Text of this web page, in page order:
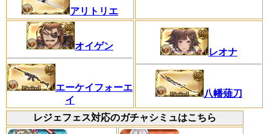
アリトリエ
オイゲン
エーケイフォーエ
イ
レオナ
八幡薙刀
レジェフェス対応のガチャシミュはこちら